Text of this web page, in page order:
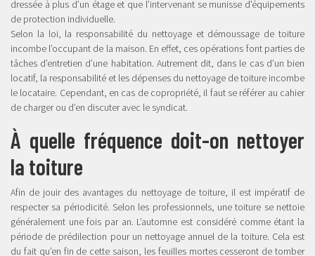
dressée à plus d’un étage et que l’intervenant se munisse d’équipements
de protection individuelle.
Selon la loi, la responsabilité du nettoyage et démoussage de toiture
incombe l’occupant de la maison. En effet, ces opérations font parties de
tâches d’entretien d’une habitation. Autrement dit, dans le cas d’un bien
locatif, la responsabilité et les dépenses du nettoyage de toiture incombe
le locataire. Cependant, en cas de copropriété, il faut se référer au cahier
de charger ou d’en discuter avec le syndicat.
À quelle fréquence doit-on nettoyer
la toiture
Afin de jouir des avantages du nettoyage de toiture, il est impératif de
respecter sa périodicité. Selon les professionnels, une toiture se nettoie
généralement une fois par an. L’automne est considéré comme étant la
période de prédilection pour un nettoyage annuel de la toiture. Cela est
du fait qu’en fin de cette saison, les feuilles mortes cesseront de tomber